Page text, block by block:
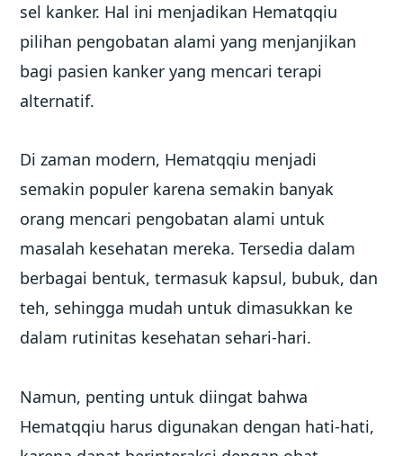
sel kanker. Hal ini menjadikan Hematqqiu
pilihan pengobatan alami yang menjanjikan
bagi pasien kanker yang mencari terapi
alternatif.
Di zaman modern, Hematqqiu menjadi
semakin populer karena semakin banyak
orang mencari pengobatan alami untuk
masalah kesehatan mereka. Tersedia dalam
berbagai bentuk, termasuk kapsul, bubuk, dan
teh, sehingga mudah untuk dimasukkan ke
dalam rutinitas kesehatan sehari-hari.
Namun, penting untuk diingat bahwa
Hematqqiu harus digunakan dengan hati-hati,